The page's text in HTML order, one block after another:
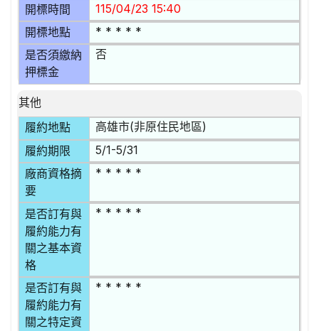
開標時間 115/04/23 15:40
開標地點 * * * * *
是否須繳納
押標金
否
其他
履約地點
高雄市(非原住民地區)
履約期限 5/1-5/31
廠商資格摘
要
* * * * *
是否訂有與
履約能力有
關之基本資
格
* * * * *
是否訂有與
履約能力有
關之特定資
* * * * *